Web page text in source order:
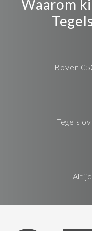
Waarom
Boven
Tegels